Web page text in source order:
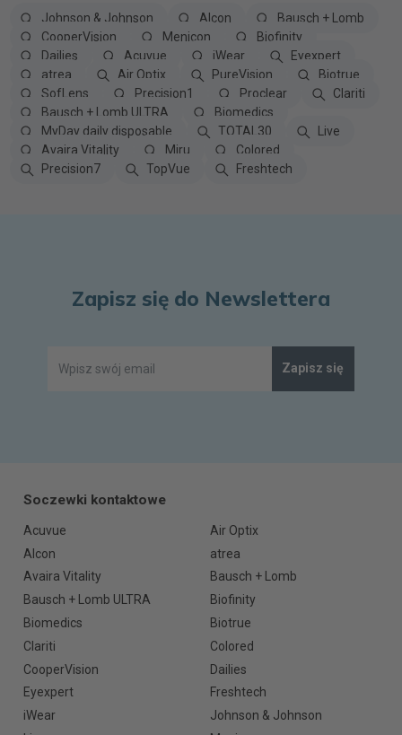
Johnson & Johnson Alcon
Bausch + Lomb
CooperVision
Menicon
Biofinity
Dailies
Acuvue iWear
Eyexpert
atrea
Air Optix PureVision
Biotrue
SofLens
Precision1 Proclear
Clariti
Bausch + Lomb ULTRA
Biomedics
MyDay daily disposable
TOTAL30
Live
Avaira Vitality
Miru
Colored
Precision7
TopVue Freshtech
Zapisz się do Newslettera
Zapisz się
Soczewki kontaktowe
Acuvue
Air Optix
Alcon
atrea
Avaira Vitality
Bausch + Lomb
Bausch + Lomb ULTRA
Biofinity
Biomedics
Biotrue
Clariti
Colored
CooperVision
Dailies
Eyexpert
Freshtech
iWear
Johnson & Johnson